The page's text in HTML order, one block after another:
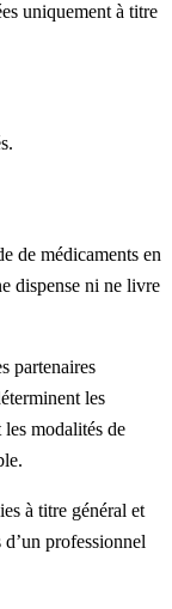
uniquement à titre
de médicaments en
dispense ni ne livre
partenaires
les
modalités de
à titre général et
professionnel